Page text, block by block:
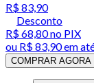
R$ 83,90
Desconto
R$ 68,80no PIX
ou R$ 83,90em
COMPRAR AGORA